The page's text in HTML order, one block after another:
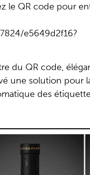
le QR code pour
e5649d2f16?
du QR code,
une solution pour
des